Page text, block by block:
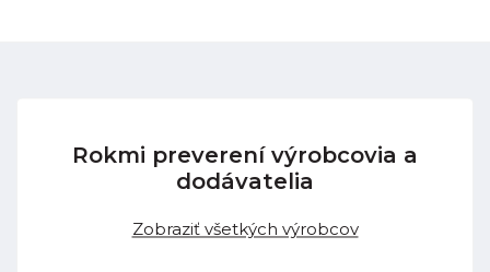
Rokmi preverení výrobcovia a
dodávatelia
Zobraziť všetkých výrobcov